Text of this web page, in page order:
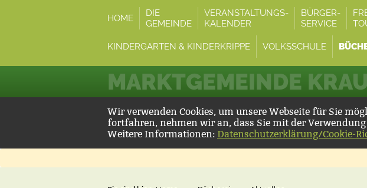
HOME
DIE
GEMEINDE
VERANSTALTUNGS-
KALENDER
BÜRGER-
SERVICE
KINDERGARTEN & KINDERKRIPPE VOLKSSCHULE
MARKTGEMEINDE
Wir verwenden Cookies, um unsere Webseite für Sie
fortfahren, nehmen wir an, dass Sie mit der
Weitere Informationen: Datenschutzerklärung/Cookie-